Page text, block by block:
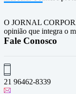
O JORNAL
opinião que integra o
Fale Conosco
21 96462-8339